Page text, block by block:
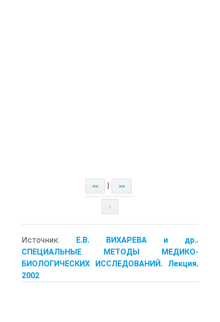
<< >>
↑
Источник: Е.В. ВИХАРЕВА и др..
СПЕЦИАЛЬНЫЕ МЕТОДЫ МЕДИКО-
БИОЛОГИЧЕСКИХ ИССЛЕДОВАНИЙ. Лекция.
2002